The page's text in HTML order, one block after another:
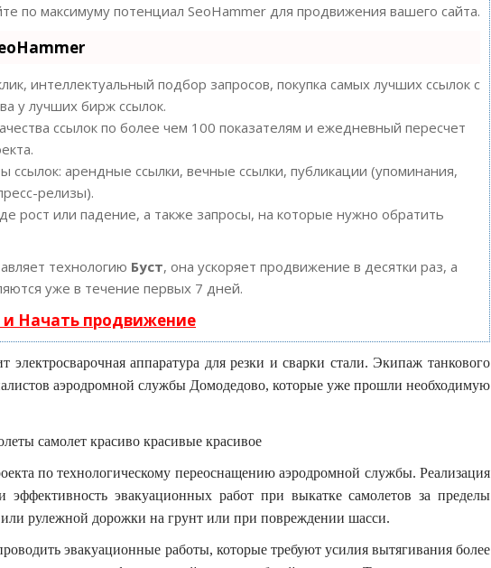
по максимуму потенциал SeoHammer для продвижения вашего сайта.
интеллектуальный подбор запросов, покупка самых лучших ссылок с
у лучших бирж ссылок.
ссылок по более чем 100 показателям и ежедневный пересчет
арендные ссылки, вечные ссылки, публикации (упоминания,
релизы).
рост или падение, а также запросы, на которые нужно обратить
технологию Буст, она ускоряет продвижение в десятки раз, а
уже в течение первых 7 дней.
и Начать продвижение
аппаратура для резки и сварки стали. Экипаж танкового
аэродромной службы Домодедово, которые уже прошли необходимую
по технологическому переоснащению аэродромной службы. Реализация
эффективность эвакуационных работ при выкатке самолетов за пределы
рулежной дорожки на грунт или при повреждении шасси.
эвакуационные работы, которые требуют усилия вытягивания более